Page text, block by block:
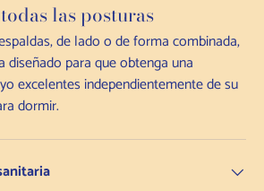
las posturas
de lado o de forma combinada,
para que obtenga una
excelentes independientemente de su
dormir.